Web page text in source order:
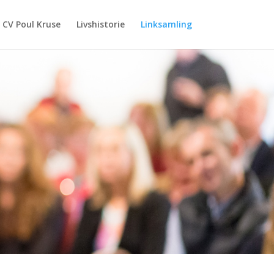
CV Poul Kruse Livshistorie Linksamling